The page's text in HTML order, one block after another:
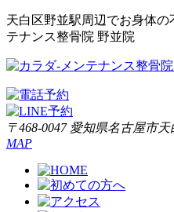
天白区野並駅周辺でお身体の
テナンス整骨院 野並院
〒468-0047 愛知県名古屋市
MAP